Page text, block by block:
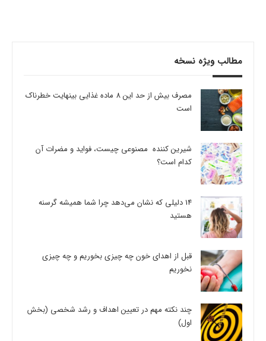
مطالب ویژه نسخه
مصرف بیش از حد این 8 ماده غذایی بینهایت خطرناک
است
شیرین کننده مصنوعی چیست، فواید و مضرات آن
کدام است؟
14 دلیلی که نشان می‌دهد چرا شما همیشه گرسنه
هستید
قبل از اهدای خون چه چیزی بخوریم و چه چیزی
نخوریم
چند نکته مهم در تعیین اهداف و رشد شخصی (بخش
اول)